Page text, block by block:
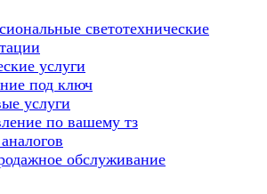
светотехнические
услуги
под ключ
услуги
по вашему тз
обслуживание